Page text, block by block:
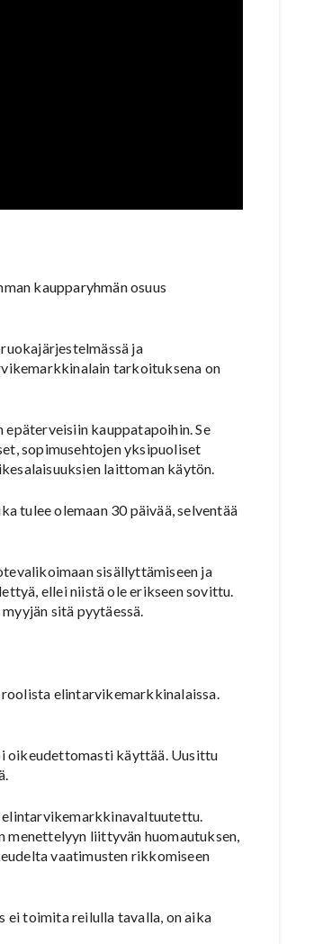
kaupparyhmän osuus
ja
tarkoituksena on
kauppatapoihin. Se
sopimusehtojen yksipuoliset
laittoman käytön.
tulee olemaan 30 päivää, selventää
sisällyttämiseen ja
ellei niistä ole erikseen sovittu.
sitä pyytäessä.
elintarvikemarkkinalaissa.
oikeudettomasti käyttää. Uusittu
elintarvikemarkkinavaltuutettu.
liittyvän huomautuksen,
vaatimusten rikkomiseen
ei toimita reilulla tavalla, on aika